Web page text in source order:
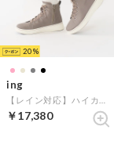
20
ing
￥17,380